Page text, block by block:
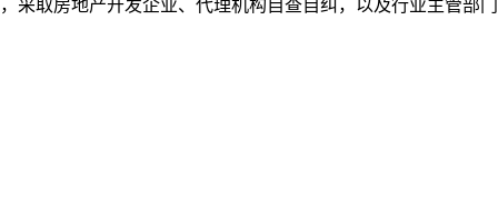
取房地产开发企业、代理机构自查自纠，以及行业主管部门